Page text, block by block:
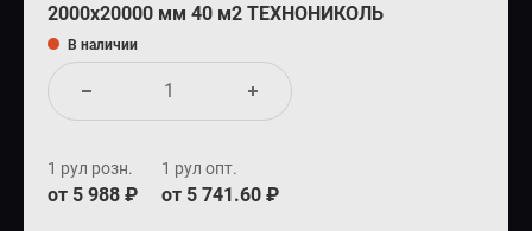
2000x20000 мм 40 м2 ТЕХНОНИКОЛЬ
В наличии
1 рул розн.
от 5 988 ₽
1 рул опт.
от 5 741.60 ₽